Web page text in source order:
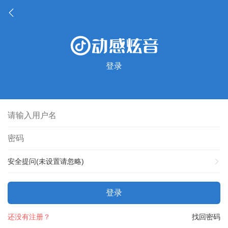
登录
安全提问(未设置请忽略)
登录
找回密码
还没有注册？